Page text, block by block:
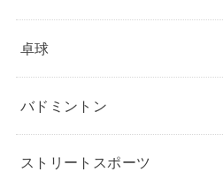
卓球
バドミントン
ストリートスポーツ